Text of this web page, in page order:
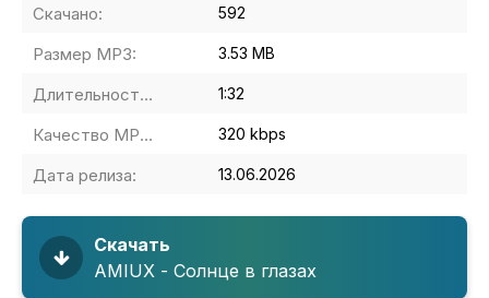
Скачано: 592
Размер MP3: 3.53 MB
Длительность MP3: 1:32
Качество MP3: 320 kbps
Дата релиза: 13.06.2026
Скачать
AMIUX - Солнце в глазах